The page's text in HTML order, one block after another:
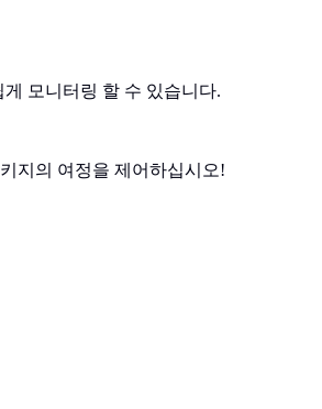
게 모니터링 할 수 있습니다.
지의 여정을 제어하십시오!